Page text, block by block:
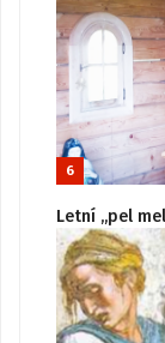
6
Letní „pel